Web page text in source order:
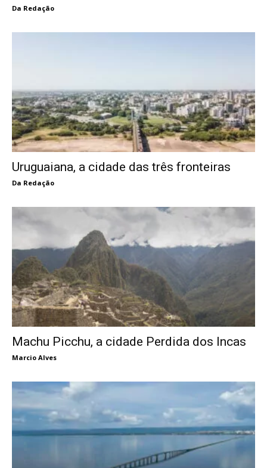
Da Redação
Uruguaiana, a cidade das três fronteiras
Da Redação
Machu Picchu, a cidade Perdida dos Incas
Marcio Alves